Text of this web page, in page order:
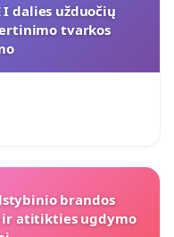
I dalies užduočių
tvarkos
brandos
ir atitikties ugdymo